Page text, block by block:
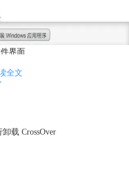
界面
全文
载 CrossOver